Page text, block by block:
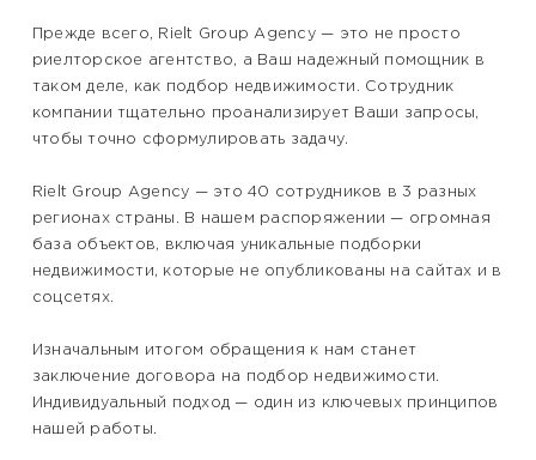
Прежде всего, Rielt Group Agency — это не просто
риелторское агентство, а Ваш надежный помощник в
таком деле, как подбор недвижимости. Сотрудник
компании тщательно проанализирует Ваши запросы,
чтобы точно сформулировать задачу.
Rielt Group Agency — это 40 сотрудников в 3 разных
регионах страны. В нашем распоряжении — огромная
база объектов, включая уникальные подборки
недвижимости, которые не опубликованы на сайтах и в
соцсетях.
Изначальным итогом обращения к нам станет
заключение договора на подбор недвижимости.
Индивидуальный подход — один из ключевых принципов
нашей работы.